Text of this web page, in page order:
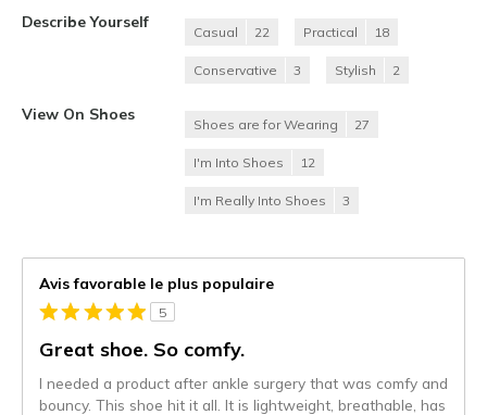
Describe Yourself
Casual 22 Practical 18
Conservative 3 Stylish 2
View On Shoes
Shoes are for Wearing 27
I'm Into Shoes 12
I'm Really Into Shoes 3
Avis favorable le plus populaire
5
Great shoe. So comfy.
I needed a product after ankle surgery that was comfy and
bouncy. This shoe hit it all. It is lightweight, breathable, has